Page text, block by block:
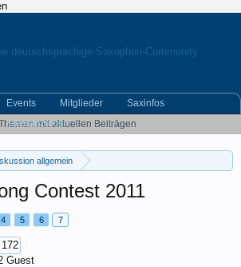
allgemein
Contest 2011
4 5 6 7
Guest
mit aktuellen Beiträgen
Events Mitglieder
Saxinfos
Kleinanzeigen